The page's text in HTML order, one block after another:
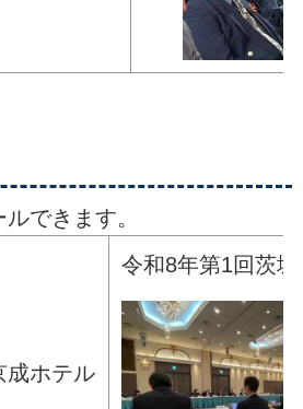
できます。
成ホテル
令和8年第1回茨